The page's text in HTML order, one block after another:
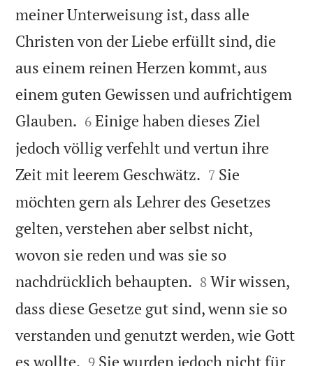
meiner Unterweisung ist, dass alle
Christen von der Liebe erfüllt sind, die
aus einem reinen Herzen kommt, aus
einem guten Gewissen und aufrichtigem
Glauben. 

6 Einige haben dieses Ziel
jedoch völlig verfehlt und vertun ihre
Zeit mit leerem Geschwätz. 

7 Sie
möchten gern als Lehrer des Gesetzes
gelten, verstehen aber selbst nicht,
wovon sie reden und was sie so
nachdrücklich behaupten. 

8 Wir wissen,
dass diese Gesetze gut sind, wenn sie so
verstanden und genutzt werden, wie Gott
es wollte. 

9 Sie wurden jedoch nicht für